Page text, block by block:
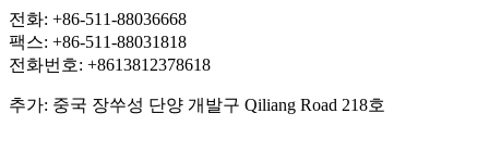
전화: +86-511-88036668
팩스: +86-511-88031818
전화번호: +8613812378618
추가: 중국 장쑤성 단양 개발구 Qiliang Road 218호